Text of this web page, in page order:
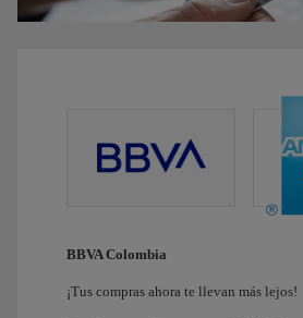
BBVA Colombia
¡Tus compras ahora te llevan más lejos!